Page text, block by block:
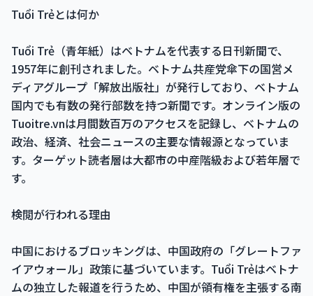
Tuổi Trẻとは何か
Tuổi Trẻ（青年紙）はベトナムを代表する日刊新聞で、
1957年に創刊されました。ベトナム共産党傘下の国営メ
ディアグループ「解放出版社」が発行しており、ベトナム
国内でも有数の発行部数を持つ新聞です。オンライン版の
Tuoitre.vnは月間数百万のアクセスを記録し、ベトナムの
政治、経済、社会ニュースの主要な情報源となっていま
す。ターゲット読者層は大都市の中産階級および若年層で
す。
検閲が行われる理由
中国におけるブロッキングは、中国政府の「グレートファ
イアウォール」政策に基づいています。Tuổi Trẻはベトナ
ムの独立した報道を行うため、中国が領有権を主張する南